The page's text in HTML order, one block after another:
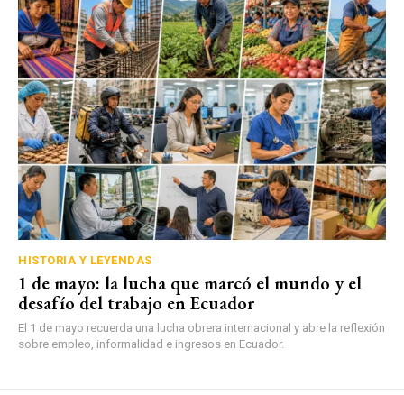
HISTORIA Y LEYENDAS
1 de mayo: la lucha que marcó el mundo y el
desafío del trabajo en Ecuador
El 1 de mayo recuerda una lucha obrera internacional y abre la reflexión
sobre empleo, informalidad e ingresos en Ecuador.